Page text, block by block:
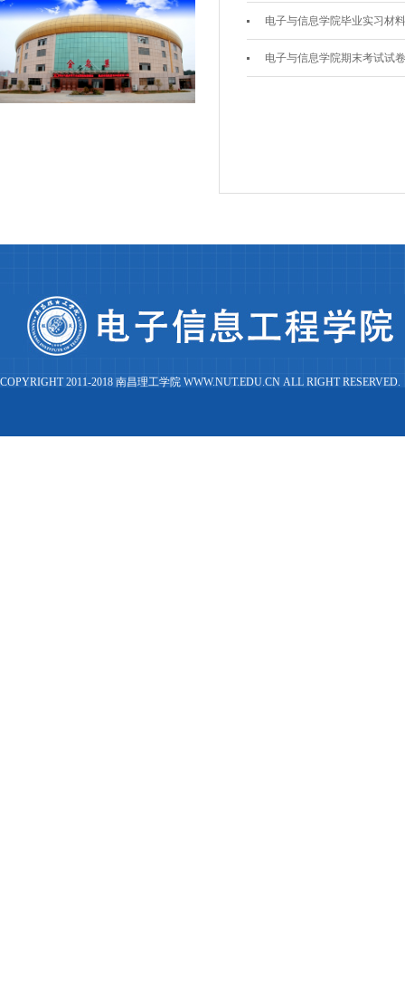
电子与信息学院毕业实习材
电子与信息学院期末考试试
COPYRIGHT 2011-2018 南昌理工学院 WWW.NUT.EDU.CN ALL RIGHT RESERVED.